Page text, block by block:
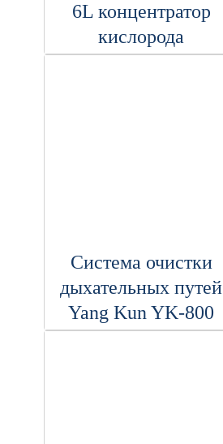
6L концентратор
кислорода
Система очистки
дыхательных путей
Yang Kun YK-800